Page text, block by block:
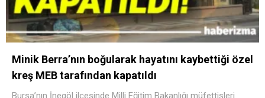
Minik Berra’nın boğularak hayatını kaybettiği özel
kreş MEB tarafından kapatıldı
Bursa’nın İnegöl ilçesinde Milli Eğitim Bakanlığı müfettişleri